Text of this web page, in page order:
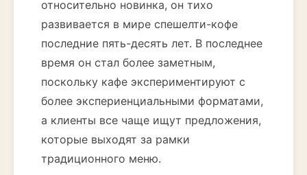
относительно новинка, он тихо
развивается в мире спешелти-кофе
последние пять-десять лет. В последнее
время он стал более заметным,
поскольку кафе экспериментируют с
более экспериенциальными форматами,
а клиенты все чаще ищут предложения,
которые выходят за рамки
традиционного меню.